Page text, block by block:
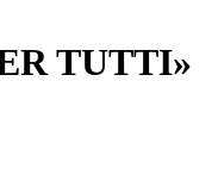
TUTTI»